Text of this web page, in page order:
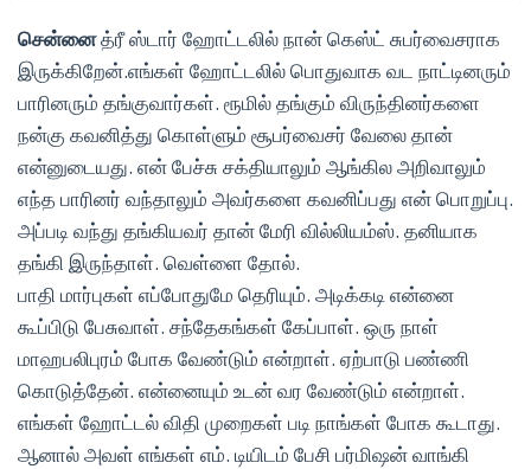
சென்னைத்ரீ ஸ்டார் ஹோட்டலில் நான் கெஸ்ட் சுபர்வைசராக
இருக்கிறேன்.எங்கள் ஹோட்டலில் பொதுவாக வட நாட்டினரும்
பாரினரும் தங்குவார்கள். ரூமில் தங்கும் விருந்தினர்களை
நன்கு கவனித்து கொள்ளும் சூபர்வைசர் வேலை தான்
என்னுடையது. என் பேச்சு சக்தியாலும் ஆங்கில அறிவாலும்
எந்த பாரினர் வந்தாலும் அவர்களை கவனிப்பது என் பொறுப்பு.
அப்படி வந்து தங்கியவர் தான் மேரி வில்லியம்ஸ். தனியாக
தங்கி இருந்தாள். வெள்ளை தோல்.
பாதி மார்புகள் எப்போதுமே தெரியும். அடிக்கடி என்னை
கூப்பிடு பேசுவாள். சந்தேகங்கள் கேப்பாள். ஒரு நாள்
மாஹபலிபுரம் போக வேண்டும் என்றாள். ஏற்பாடு பண்ணி
கொடுத்தேன். என்னையும் உடன் வர வேண்டும் என்றாள்.
எங்கள் ஹோட்டல் விதி முறைகள் படி நாங்கள் போக கூடாது.
ஆனால் அவள் எங்கள் எம். டியிடம் பேசி பர்மிஷன் வாங்கி